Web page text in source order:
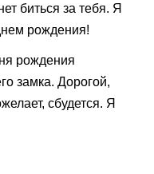
биться за тебя. Я
рождения!
рождения
замка. Дорогой,
сбудется. Я